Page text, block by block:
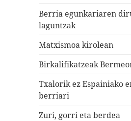
Berria egunkariaren
laguntzak
Matxismoa kirolean
Birkalifikatzeak
Txalorik ez Espainiako
berriari
Zuri, gorri eta berdea